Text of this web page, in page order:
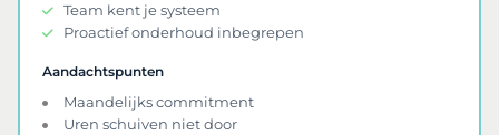
Team kent je systeem
Proactief onderhoud inbegrepen
Aandachtspunten
Maandelijks commitment
Uren schuiven niet door